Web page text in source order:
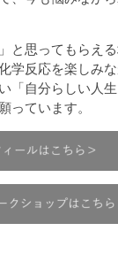
と思ってもらえ
学反応を楽しみな
「自分らしい人
っています。